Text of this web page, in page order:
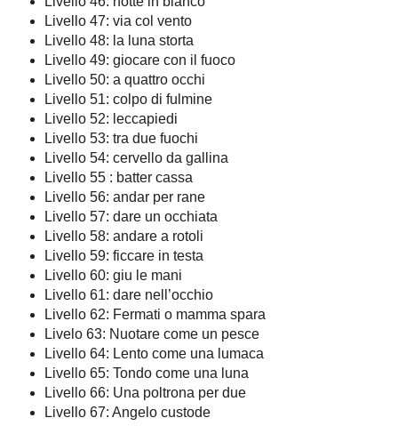
Livello 47: via col vento
Livello 48: la luna storta
Livello 49: giocare con il fuoco
Livello 50: a quattro occhi
Livello 51: colpo di fulmine
Livello 52: leccapiedi
Livello 53: tra due fuochi
Livello 54: cervello da gallina
Livello 55 : batter cassa
Livello 56: andar per rane
Livello 57: dare un occhiata
Livello 58: andare a rotoli
Livello 59: ficcare in testa
Livello 60: giu le mani
Livello 61: dare nell’occhio
Livello 62: Fermati o mamma spara
Livelo 63: Nuotare come un pesce
Livello 64: Lento come una lumaca
Livello 65: Tondo come una luna
Livello 66: Una poltrona per due
Livello 67: Angelo custode